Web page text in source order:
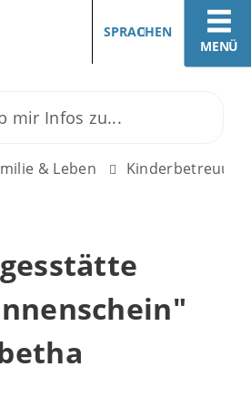
MENÜ
SPRACHEN
& Leben